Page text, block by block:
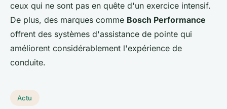
ceux qui ne sont pas en quête d'un exercice intensif.
De plus, des marques comme Bosch Performance
offrent des systèmes d'assistance de pointe qui
améliorent considérablement l'expérience de
conduite.
Actu